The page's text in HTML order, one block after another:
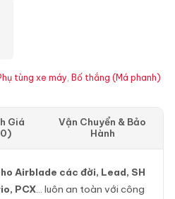
tùng xe máy, Bố thắng (Má phanh)
Giá
Vận Chuyển & Bảo
Hành
Airblade các đời, Lead, SH
PCX… luôn an toàn với công